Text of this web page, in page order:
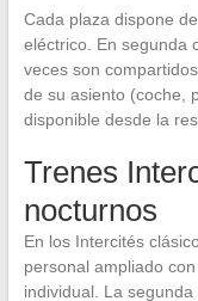
Cada plaza dispone
eléctrico. En segunda
veces son
de su asiento (coche,
disponible desde la
Trenes
nocturnos
En los Intercités
personal ampliado
individual. La